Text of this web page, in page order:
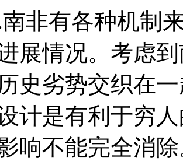
南非有各种机制
展情况。考虑
史劣势交织在
计是有利于穷
响不能完全消